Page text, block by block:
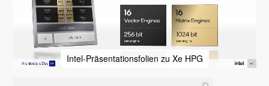
Intel-Präsentationsfolien zu Xe HPG